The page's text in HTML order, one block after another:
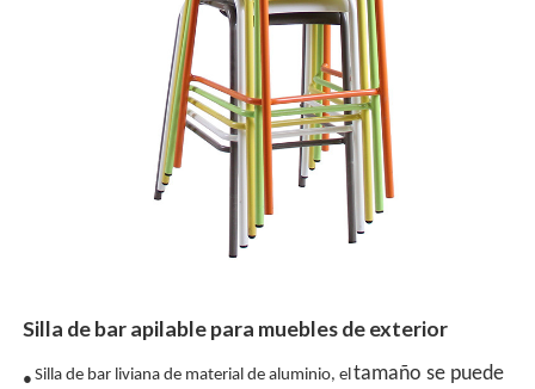
Silla de bar apilable para muebles de exterior
● Silla de bar liviana de material de aluminio, el tamaño se puede